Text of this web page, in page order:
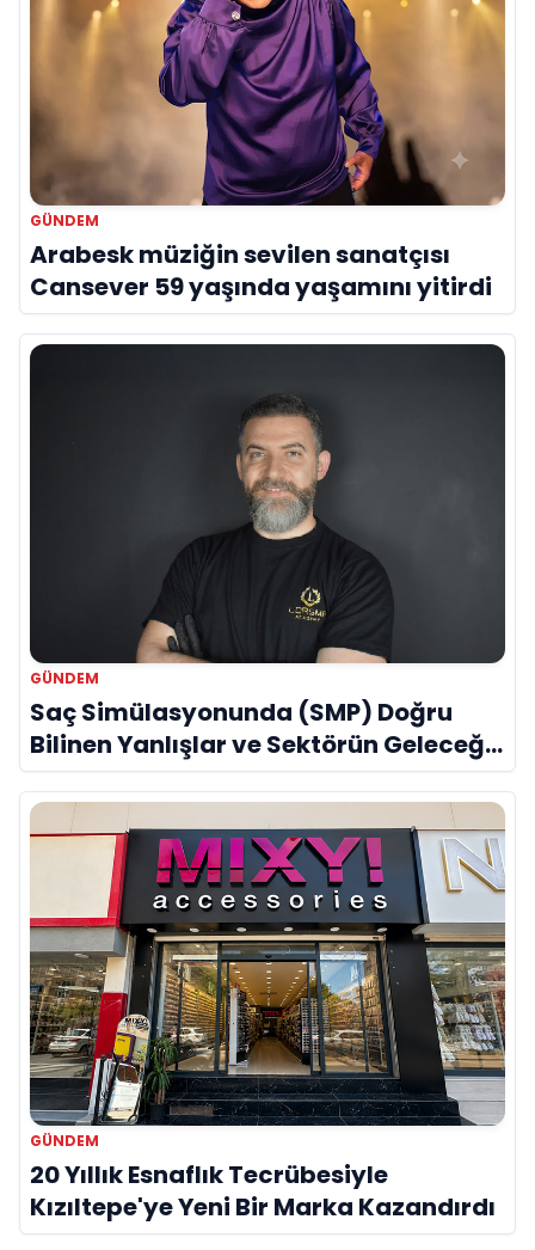
GÜNDEM
Arabesk müziğin sevilen sanatçısı
Cansever 59 yaşında yaşamını yitirdi
GÜNDEM
Saç Simülasyonunda (SMP) Doğru
Bilinen Yanlışlar ve Sektörün Geleceği:
Onur Akdeniz ile Özel Röportaj
GÜNDEM
20 Yıllık Esnaflık Tecrübesiyle
Kızıltepe'ye Yeni Bir Marka Kazandırdı